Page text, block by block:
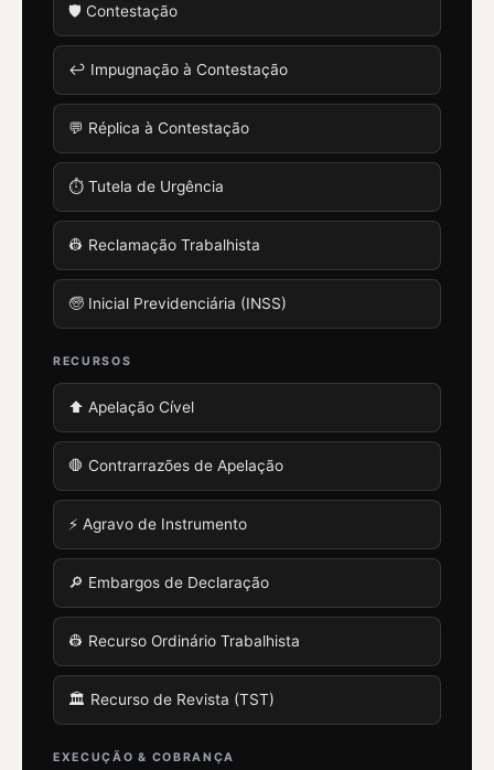
🛡️ Contestação
↩️ Impugnação à Contestação
💬 Réplica à Contestação
⏱️ Tutela de Urgência
👷 Reclamação Trabalhista
🧓 Inicial Previdenciária (INSS)
RECURSOS
⬆️ Apelação Cível
🛑 Contrarrazões de Apelação
⚡ Agravo de Instrumento
🔎 Embargos de Declaração
👷 Recurso Ordinário Trabalhista
🏛️ Recurso de Revista (TST)
EXECUÇÃO & COBRANÇA